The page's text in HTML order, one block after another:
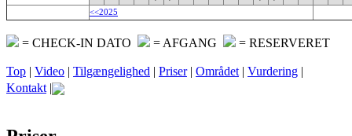
<<2025
= CHECK-IN DATO = AFGANG = RESERVERET
Top | Video | Tilgængelighed | Priser| Området| Vurdering |
Kontakt|